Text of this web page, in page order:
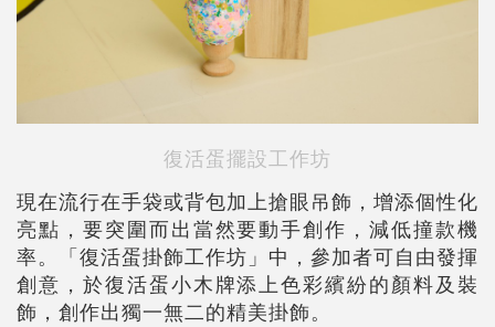
復活蛋擺設工作坊
現在流行在手袋或背包加上搶眼吊飾，增添個性化
亮點，要突圍而出當然要動手創作，減低撞款機
率。「復活蛋掛飾工作坊」中，參加者可自由發揮
創意，於復活蛋小木牌添上色彩繽紛的顏料及裝
飾，創作出獨一無二的精美掛飾。